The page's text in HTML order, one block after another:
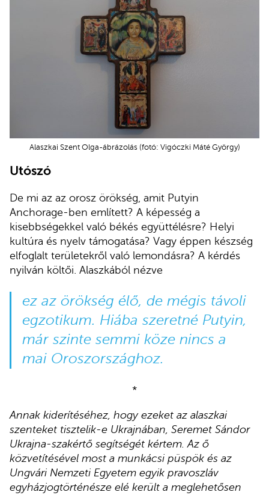
Alaszkai Szent Olga-ábrázolás (fotó: Vigóczki Máté György)
Utószó
De mi az az orosz örökség, amit Putyin
Anchorage-ben említett? A képesség a
kisebbségekkel való békés együttélésre? Helyi
kultúra és nyelv támogatása? Vagy éppen készség
elfoglalt területekről való lemondásra? A kérdés
nyilván költői. Alaszkából nézve
ez az örökség élő, de mégis távoli
egzotikum. Hiába szeretné Putyin,
már szinte semmi köze nincs a
mai Oroszországhoz.
*
Annak kiderítéséhez, hogy ezeket az alaszkai
szenteket tisztelik-e Ukrajnában, Seremet Sándor
Ukrajna-szakértő segítségét kértem. Az ő
közvetítésével most a munkácsi püspök és az
Ungvári Nemzeti Egyetem egyik pravoszláv
egyházjogtörténésze elé került a meglehetősen